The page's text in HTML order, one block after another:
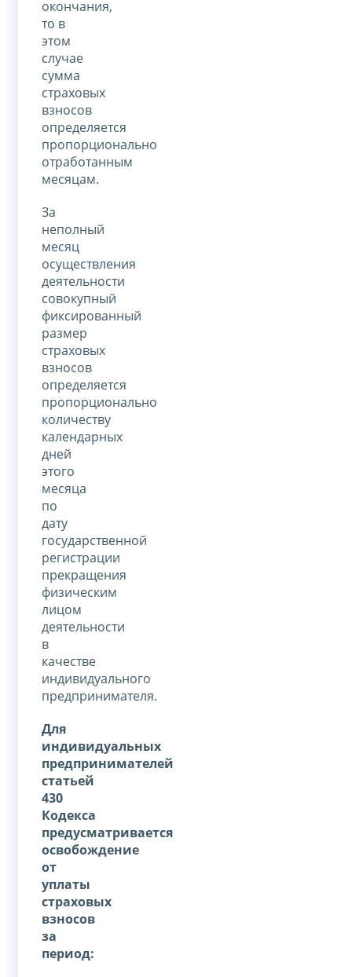
окончания,
то в
этом
случае
сумма
страховых
взносов
определяется
пропорционально
отработанным
месяцам.
За
неполный
месяц
осуществления
деятельности
совокупный
фиксированный
размер
страховых
взносов
определяется
пропорционально
количеству
календарных
дней
этого
месяца
по
дату
государственной
регистрации
прекращения
физическим
лицом
деятельности
в
качестве
индивидуального
предпринимателя.
Для
индивидуальных
предпринимателей
статьей
430
Кодекса
предусматривается
освобождение
от
уплаты
страховых
взносов
за
период: